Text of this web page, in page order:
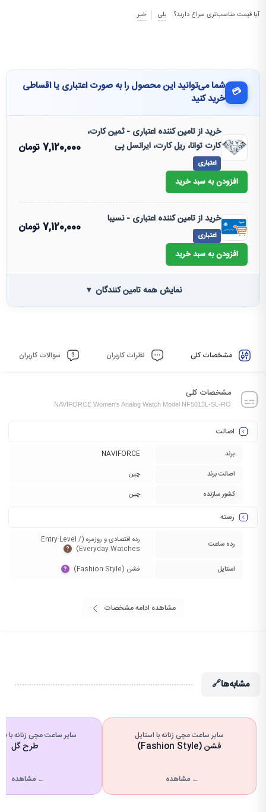
آیا قیمت مناسب‌تری سراغ دارید؟ بلی خیر
💳 شما می‌توانید این محصول را به صورت اعتباری یا اقساطی
خرید کنید
خرید از تامین کننده اعتباری - ثمین کارت،
کارت توانا، ریل کارت، ایرانسل پی
اعتباری
7,120,000تومان
افزودن به سبد خرید
خرید از تامین کننده اعتباری - نسیبا
اعتباری
7,120,000تومان
افزودن به سبد خرید
نمایش همه تامین کنندگان ▼
مشخصات کلی نظرات کاربران سوالات کاربران
مشخصات کلی
NAVIFORCE Women's Analog Watch Model NF5013L-SL-RO
اصالت
برند
NAVIFORCE
اصالت برند
چین
کشور سازنده
چین
رسته
رده ساعت
رده اقتصادی و روزمره (Entry-Level /
Everyday Watches)‏
?
استایل فشن (Fashion Style)‏ ?
مشاهده ادامه مشخصات
مشابه‌ها🔗
سایر ساعت مچی زنانه با استایل
فشن (Fashion Style)
← مشاهده
سایر ساعت مچی زنانه با
طرح گل
← مشاهده